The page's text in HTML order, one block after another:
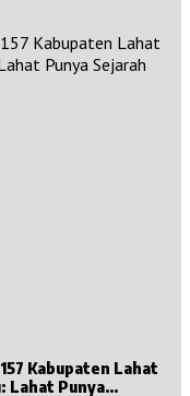
Kabupaten Lahat
Lahat Punya